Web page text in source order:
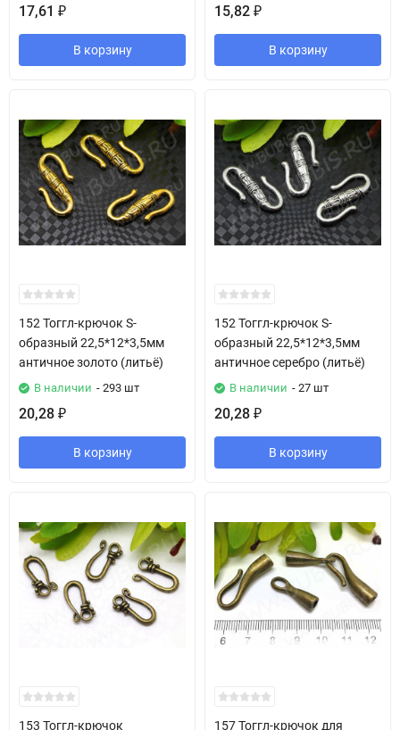
17,61 ₽
В корзину
15,82 ₽
В корзину
152 Тоггл-крючок S-
образный 22,5*12*3,5мм
античное золото (литьё)
В наличии - 293 шт
20,28 ₽
В корзину
152 Тоггл-крючок S-
образный 22,5*12*3,5мм
античное серебро (литьё)
В наличии - 27 шт
20,28 ₽
В корзину
153 Тоггл-крючок 157 Тоггл-крючок для